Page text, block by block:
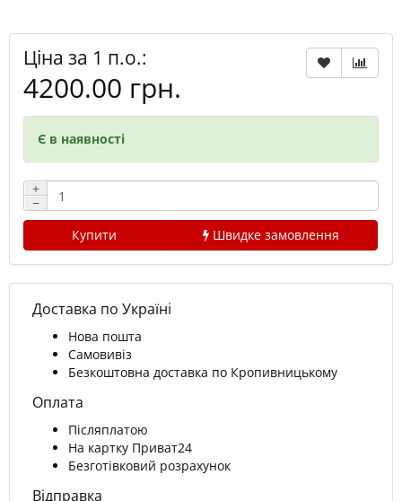
Ціна за 1 п.о.:
4200.00 грн.
Є в наявності
+
−
Купити
Швидке замовлення
Доставка по Україні
Нова пошта
Самовивіз
Безкоштовна доставка по Кропивницькому
Оплата
Післяплатою
На картку Приват24
Безготівковий розрахунок
Відправка